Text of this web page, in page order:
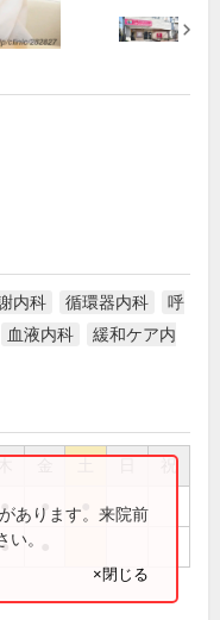
内科 循環器内科
呼
血液内科
緩和ケア内
祝
● ●
●
あります。来院前
。
×閉じる